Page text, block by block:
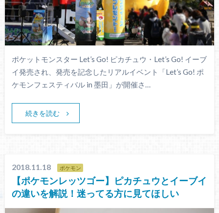
ポケットモンスター Let’s Go! ピカチュウ・Let’s Go! イーブ
イ発売され、発売を記念したリアルイベント「Let’s Go! ポ
ケモンフェスティバル in 墨田」が開催さ…
続きを読む
2018.11.18 ポケモン
【ポケモンレッツゴー】ピカチュウとイーブイ
の違いを解説！迷ってる方に見てほしい